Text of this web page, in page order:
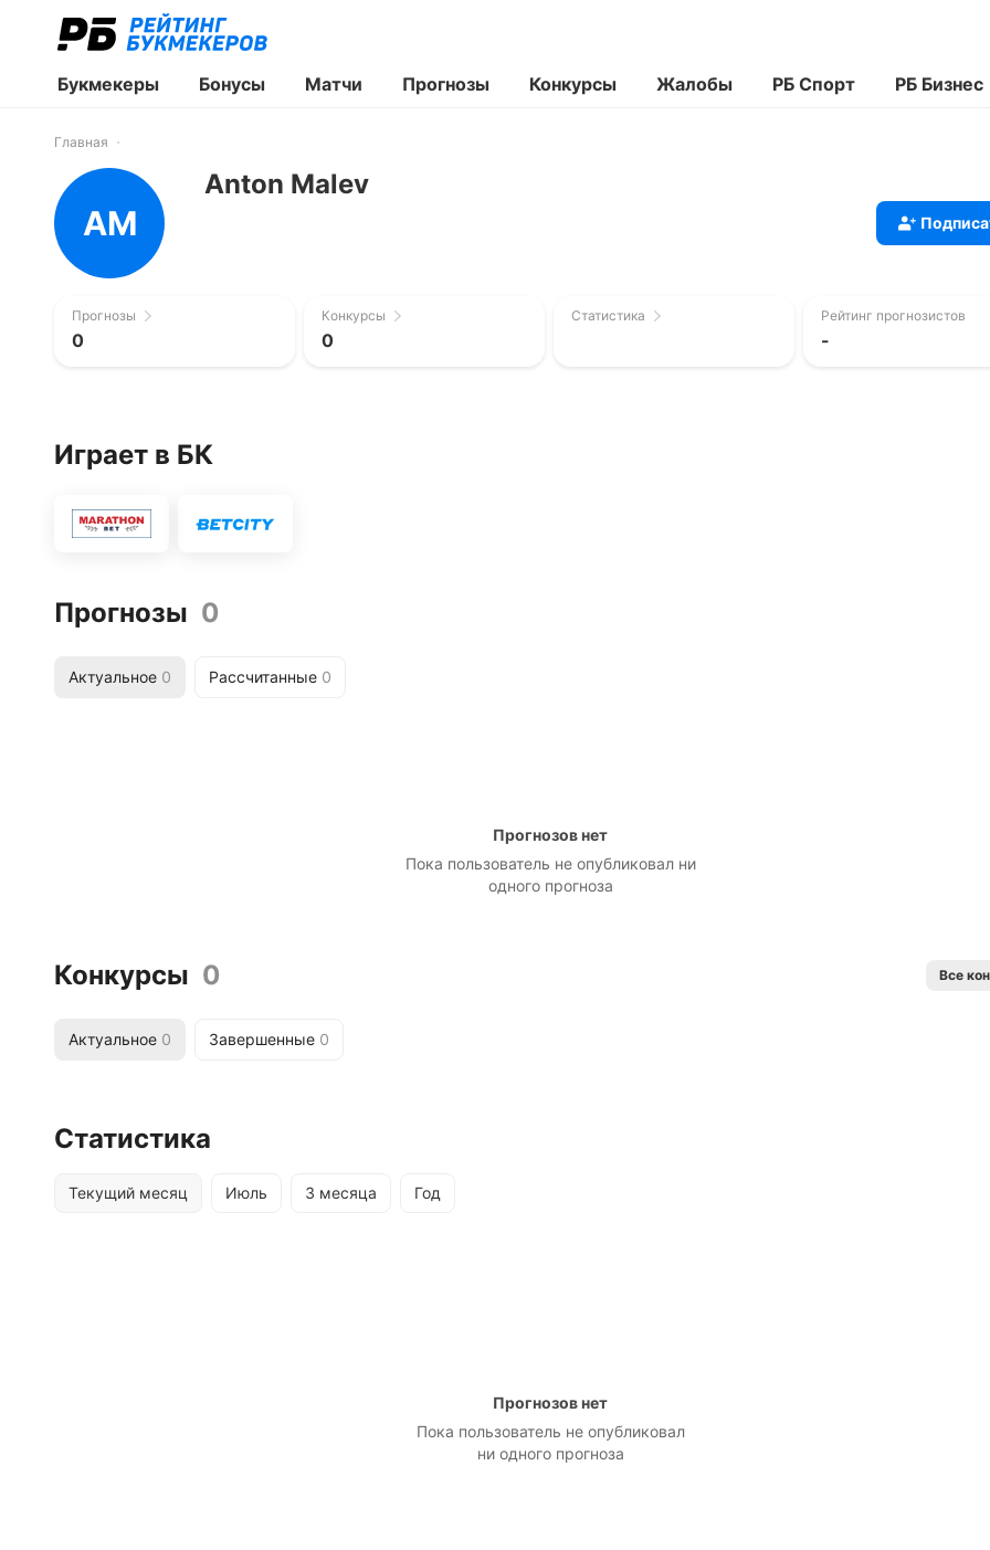
Букмекеры Бонусы Матчи Прогнозы Конкурсы Жалобы РБ Спорт РБ Бизнес
Главная
AM
Anton Malev
Прогнозы
0
Конкурсы
0
Статистика Рейтинг прогнозистов
-
Играет в БК
Прогнозы 0
Актуальное 0 Рассчитанные 0
Прогнозов нет
Пока пользователь не опубликовал ни
одного прогноза
Конкурсы 0 Все
Актуальное 0 Завершенные 0
Статистика
Текущий месяц Июль 3 месяца Год
Прогнозов нет
Пока пользователь не опубликовал
ни одного прогноза